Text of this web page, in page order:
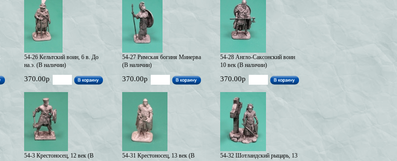
54-26 Кельтский воин, 6 в. До
на.э. (В наличии)
370.00р
54-27 Римская богиня Минерва
(В наличии)
370.00р
54-28 Англо-Саксонский воин
10 век (В наличии)
370.00р
54-3 Крестоносец, 12 век (В
54-31 Крестоносец, 13 век (В
54-32 Шотландский рыцарь, 13